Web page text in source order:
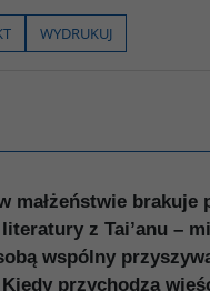
WYDRUKUJ
małżeństwie
z Tai’anu –
wspólny
przychodzą